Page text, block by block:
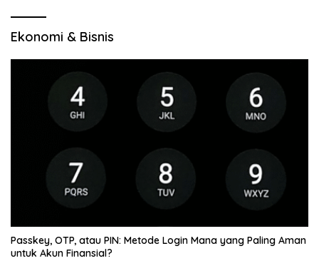
Ekonomi & Bisnis
Passkey, OTP, atau PIN: Metode Login Mana yang Paling Aman
untuk Akun Finansial?